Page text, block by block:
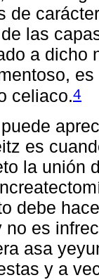
de
las
a dicho
celiaco.4
es
la unión
debe
no es
asa
y a